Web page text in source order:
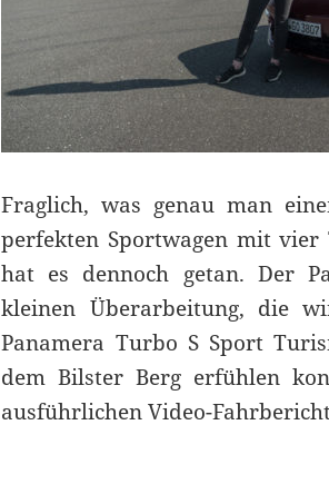
Fraglich, was genau man
perfekten Sportwagen mit vier
hat es dennoch getan. Der
kleinen Überarbeitung, die
Panamera Turbo S Sport
dem Bilster Berg erfühlen
ausführlichen Video-